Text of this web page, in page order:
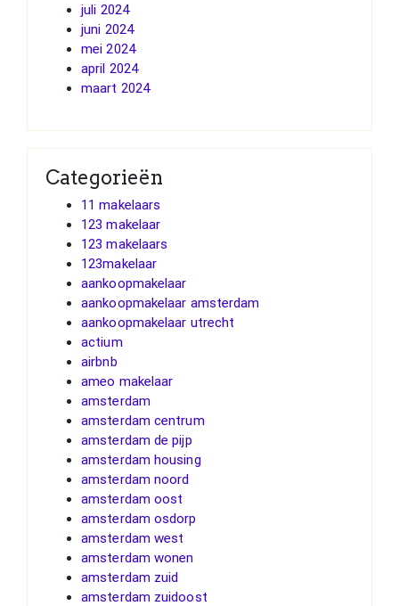
juli 2024
juni 2024
mei 2024
april 2024
maart 2024
Categorieën
11 makelaars
123 makelaar
123 makelaars
123makelaar
aankoopmakelaar
aankoopmakelaar amsterdam
aankoopmakelaar utrecht
actium
airbnb
ameo makelaar
amsterdam
amsterdam centrum
amsterdam de pijp
amsterdam housing
amsterdam noord
amsterdam oost
amsterdam osdorp
amsterdam west
amsterdam wonen
amsterdam zuid
amsterdam zuidoost